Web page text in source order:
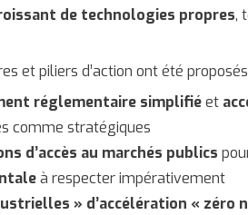
de technologies propres,
et piliers d’action ont été
réglementaire simplifiéet
comme stratégiques
d’accès au marchés publics
à respecter impérativement
» d’accélération « zéro